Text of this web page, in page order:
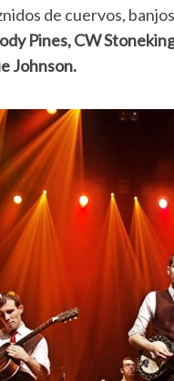
de cuervos,
Pines, CW
Johnson.